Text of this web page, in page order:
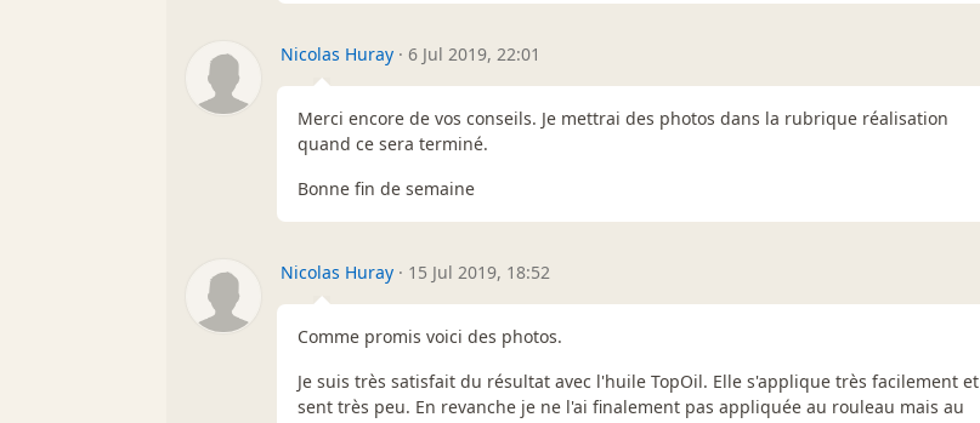
Nicolas Huray · 6 Jul 2019, 22:01
Merci encore de vos conseils. Je mettrai des photos dans la rubrique réalisation
quand ce sera terminé.
Bonne fin de semaine
Nicolas Huray · 15 Jul 2019, 18:52
Comme promis voici des photos.
Je suis très satisfait du résultat avec l'huile TopOil. Elle s'applique très facilement et
sent très peu. En revanche je ne l'ai finalement pas appliquée au rouleau mais au